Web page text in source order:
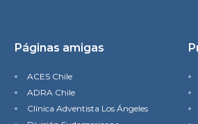
Páginas amigas
ACES Chile
ADRA Chile
Clínica Adventista Los Ángeles